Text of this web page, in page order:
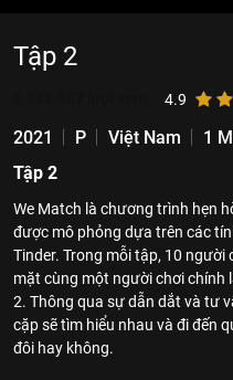
Tập 2
4.9
2021 P Việt Nam 1
Tập 2
We Match là chương trình hẹn
được mô phỏng dựa trên các
Tinder. Trong mỗi tập, 10
mặt cùng một người chơi chính
2. Thông qua sự dẫn dắt và tư
cặp sẽ tìm hiểu nhau và đi đến
đôi hay không.